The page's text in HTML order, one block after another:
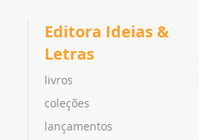
Editora Ideias &
Letras
livros
coleções
lançamentos